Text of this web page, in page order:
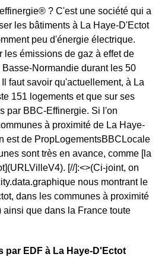
? C'est une société qui a
les bâtiments à La Haye-D'Ectot
peu d'énergie électrique.
les émissions de gaz à effet de
Normandie durant les 50
faut savoir qu'actuellement, à La
151 logements et que sur ses
par BBC-Effinergie. Si l'on
à proximité de La Haye-
est de PropLogementsBBCLocale
sont très en avance, comme [la
[//]:<>(Ci-joint, on
nous montrant le
dans les communes à proximité
que dans la France toute
par EDF à La Haye-D'Ectot